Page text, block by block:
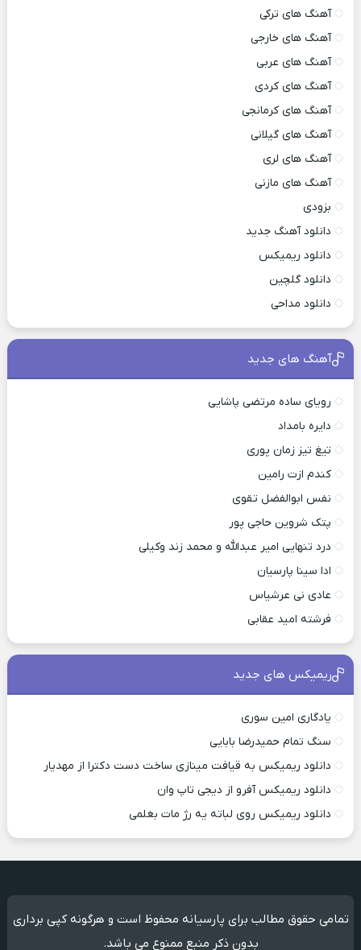
آهنگ های ترکی
آهنگ های خارجی
آهنگ های عربی
آهنگ های کردی
آهنگ های کرمانجی
آهنگ های گیلانی
آهنگ های لری
آهنگ های مازنی
بزودی
دانلود آهنگ جدید
دانلود ریمیکس
دانلود گلچین
دانلود مداحی
آهنگ های جدید
رویای ساده مرتضی پاشایی
دایره بامداد
تیغ تیز زمان پوری
کندم ازت رامین
نفس ابوالفضل تقوی
پتک شروین حاجی پور
درد تنهایی امیر عبدالله و محمد زند وکیلی
ادا سینا پارسیان
عادی نی عرشیاس
فرشته امید عقابی
ریمیکس های جدید
یادگاری امین سوری
سنگ تمام حمیدرضا بابایی
دانلود ریمیکس به قیافت مینازی ساخت دست دکترا از مهدیار
دانلود ریمیکس آفرو از ديجی تاپ وان
دانلود ریمیکس روی لباته یه رژ مات بغلمی
تمامی حقوق مطالب برای پارسیانه محفوظ است و هرگونه کپی برداری
بدون ذکر منبع ممنوع می باشد.